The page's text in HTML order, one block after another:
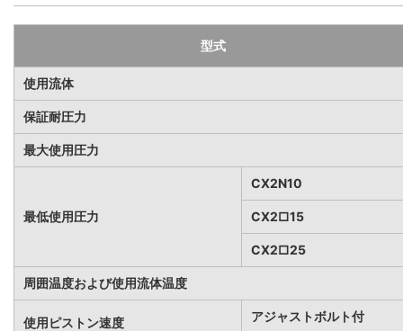
型式
使用流体
保証耐圧力
最大使用圧力
最低使用圧力
CX2N10
CX2□15
CX2□25
周囲温度および使用流体温度
使用ピストン速度
アジャストボルト付